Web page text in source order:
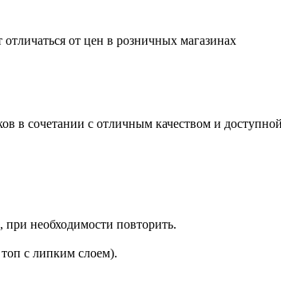
от цен в розничных магазинах
в сочетании с отличным качеством и
необходимости повторить.
с липким слоем).